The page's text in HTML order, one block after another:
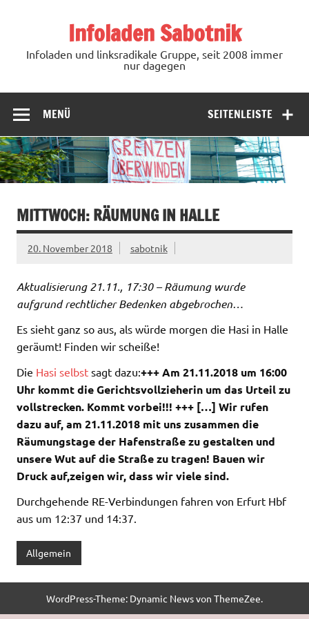
Infoladen Sabotnik
Infoladen und linksradikale Gruppe, seit 2008 immer
nur dagegen
SEITENLEISTE
MENÜ
MITTWOCH: RÄUMUNG IN HALLE
20. November 2018 sabotnik
Aktualisierung 21.11., 17:30 – Räumung wurde
aufgrund rechtlicher Bedenken abgebrochen…
Es sieht ganz so aus, als würde morgen die Hasi in Halle
geräumt! Finden wir scheiße!
Die Hasi selbst sagt dazu:+++ Am 21.11.2018 um 16:00
Uhr kommt die Gerichtsvollzieherin um das Urteil zu
vollstrecken. Kommt vorbei!!! +++ […] Wir rufen
dazu auf, am 21.11.2018 mit uns zusammen die
Räumungstage der Hafenstraße zu gestalten und
unsere Wut auf die Straße zu tragen! Bauen wir
Druck auf,zeigen wir, dass wir viele sind.
Durchgehende RE-Verbindungen fahren von Erfurt Hbf
aus um 12:37 und 14:37.
Allgemein
WordPress-Theme: Dynamic News von ThemeZee.